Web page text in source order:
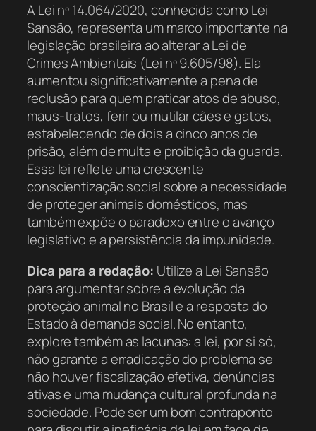
A Lei nº 14.064/2020, conhecida como Lei
Sansão, representa um marco importante na
legislação brasileira ao alterar a Lei de
Crimes Ambientais (Lei nº 9.605/98). Ela
aumentou significativamente a pena de
reclusão para quem praticar atos de abuso,
maus-tratos, ferir ou mutilar cães e gatos,
estabelecendo de dois a cinco anos de
prisão, além de multa e proibição da guarda.
Essa lei reflete uma crescente
conscientização social sobre a necessidade
de proteger animais domésticos, mas
também expõe o paradoxo entre o avanço
legislativo e a persistência da impunidade.
Dica para a redação: Utilize a Lei Sansão
para argumentar sobre a evolução da
proteção animal no Brasil e a resposta do
Estado à demanda social. No entanto,
explore também as lacunas: a lei, por si só,
não garante a erradicação do problema se
não houver fiscalização efetiva, denúncias
ativas e uma mudança cultural profunda na
sociedade. Pode ser um bom contraponto